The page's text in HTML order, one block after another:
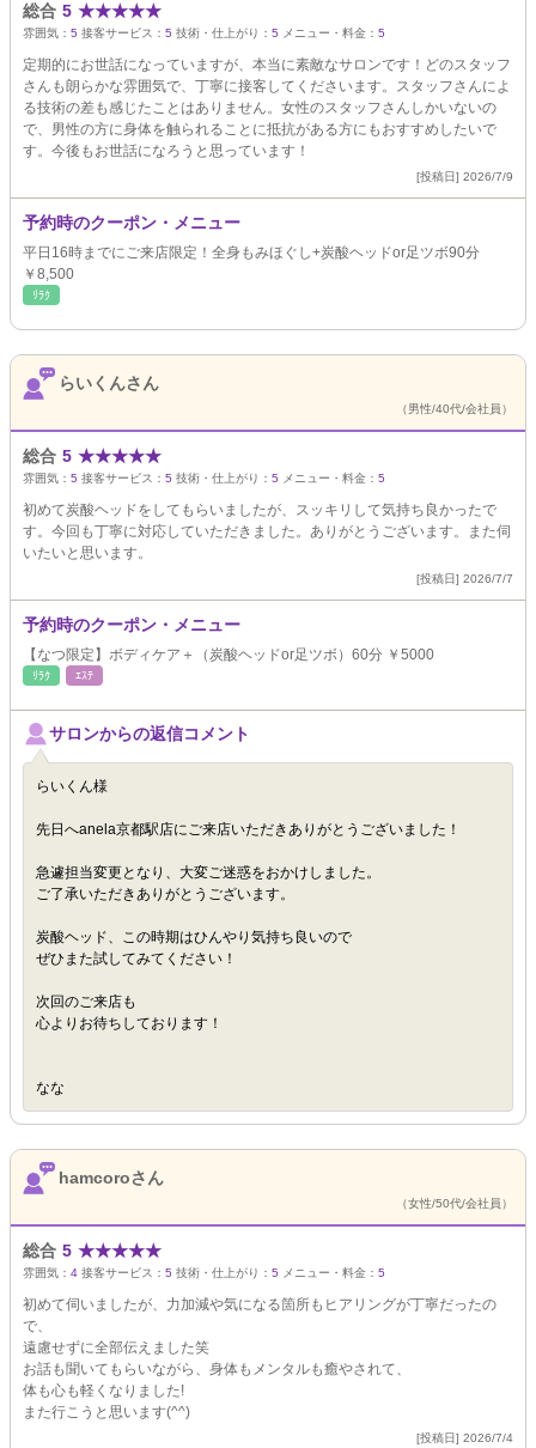
総合 5 ★★★★★
雰囲気： 5 接客サービス： 5 技術・仕上がり： 5 メニュー・料金： 5
定期的にお世話になっていますが、本当に素敵なサロンです！どのスタッフ
さんも朗らかな雰囲気で、丁寧に接客してくださいます。スタッフさんによ
る技術の差も感じたことはありません。女性のスタッフさんしかいないの
で、男性の方に身体を触られることに抵抗がある方にもおすすめしたいで
す。今後もお世話になろうと思っています！
[投稿日] 2026/7/9
予約時のクーポン・メニュー
平日16時までにご来店限定！全身もみほぐし+炭酸ヘッドor足ツボ90分
￥8,500
ﾘﾗｸ
らいくんさん
（男性/40代/会社員）
総合 5 ★★★★★
雰囲気： 5 接客サービス： 5 技術・仕上がり： 5 メニュー・料金： 5
初めて炭酸ヘッドをしてもらいましたが、スッキリして気持ち良かったで
す。今回も丁寧に対応していただきました。ありがとうございます。また伺
いたいと思います。
[投稿日] 2026/7/7
予約時のクーポン・メニュー
【なつ限定】ボディケア＋（炭酸ヘッドor足ツボ）60分 ￥5000
ﾘﾗｸ ｴｽﾃ
サロンからの返信コメント
らいくん様
先日へanela京都駅店にご来店いただきありがとうございました！
急遽担当変更となり、大変ご迷惑をおかけしました。
ご了承いただきありがとうございます。
炭酸ヘッド、この時期はひんやり気持ち良いので
ぜひまた試してみてください！
次回のご来店も
心よりお待ちしております！
なな
hamcoroさん
（女性/50代/会社員）
総合 5 ★★★★★
雰囲気： 4 接客サービス： 5 技術・仕上がり： 5 メニュー・料金： 5
初めて伺いましたが、力加減や気になる箇所もヒアリングが丁寧だったの
で、
遠慮せずに全部伝えました笑
お話も聞いてもらいながら、身体もメンタルも癒やされて、
体も心も軽くなりました!
また行こうと思います(^^)
[投稿日] 2026/7/4